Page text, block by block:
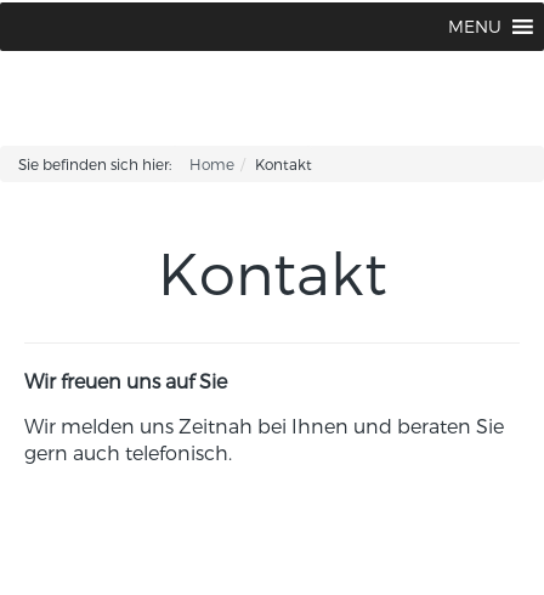
MENU
Sie befinden sich hier: Home Kontakt
Kontakt
Wir freuen uns auf Sie
Wir melden uns Zeitnah bei Ihnen und beraten Sie
gern auch telefonisch.